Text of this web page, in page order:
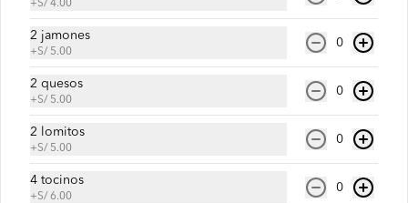
S/ 30.00
Jugos
+S/ 4.00
2 jamones
+S/ 5.00
0
2 quesos
+S/ 5.00
0
2 lomitos
+S/ 5.00
0
4 tocinos
+S/ 6.00
0